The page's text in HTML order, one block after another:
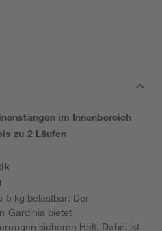
im Innenbereich
zu 2 Läufen
5 kg belastbar: Der
Gardinia bietet
sicheren Halt. Dabei ist